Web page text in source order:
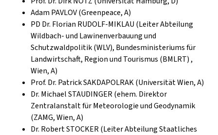
Adam PAVLOV (Greenpeace, A)
PD Dr. Florian RUDOLF-MIKLAU (Leiter Abteilung
Wildbach- und Lawinenverbauung und
Schutzwaldpolitik (WLV), Bundesministeriums für
Landwirtschaft, Region und Tourismus (BMLRT) ,
Wien, A)
Prof. Dr. Patrick SAKDAPOLRAK (Universität Wien, A)
Dr. Michael STAUDINGER (ehem. Direktor
Zentralanstalt für Meteorologie und Geodynamik
(ZAMG, Wien, A)
Dr. Robert STOCKER (Leiter Abteilung Staatliches